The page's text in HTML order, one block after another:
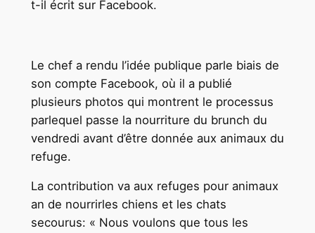
t-il écrit sur Facebook.
Le chef a rendu l’idée publique parle biais de
son compte Facebook, où il a publié
plusieurs photos qui montrent le processus
parlequel passe la nourriture du brunch du
vendredi avant d’être donnée aux animaux du
refuge.
La contribution va aux refuges pour animaux
an de nourrirles chiens et les chats
secourus: « Nous voulons que tous les